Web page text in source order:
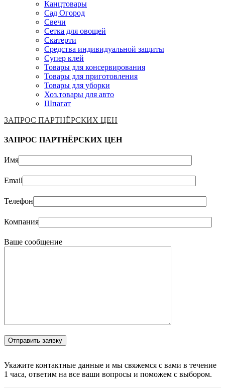
Канцтовары
Сад Огород
Свечи
Сетка для овощей
Скатерти
Средства индивидуальной защиты
Супер клей
Товары для консервирования
Товары для приготовления
Товары для уборки
Хоз.товары для авто
Шпагат
ЗАПРОС ПАРТНЁРСКИХ ЦЕН
ЗАПРОС ПАРТНЁРСКИХ ЦЕН
Имя
Email
Телефон
Компания
Ваше сообщение
Укажите контактные данные и мы свяжемся с вами в течение
1 часа, ответим на все ваши вопросы и поможем с выбором.